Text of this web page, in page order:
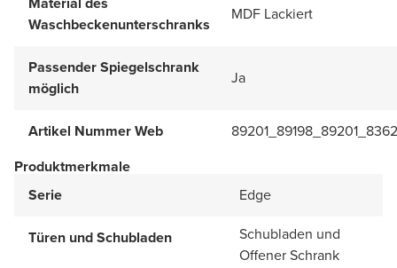
Waschbeckenunterschranks
MDF Lackiert
Passender Spiegelschrank
möglich
Ja
Artikel Nummer Web
Produktmerkmale
Serie
Edge
Türen und Schubladen
Schubladen und
Offener Schrank